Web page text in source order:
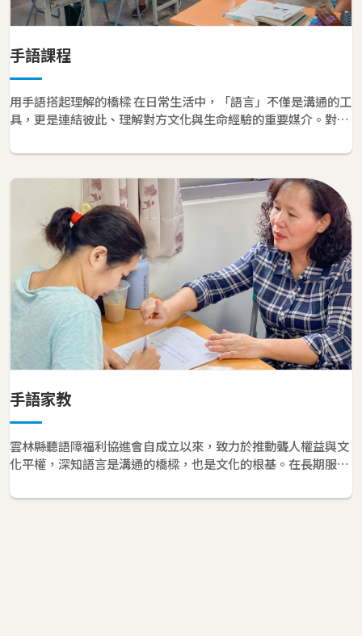
手語課程
用手語搭起理解的橋樑 在日常生活中，「語言」不僅是溝通的工
具，更是連結彼此、理解對方文化與生命經驗的重要媒介。對聾
而，
手語家教
雲林縣聽語障福利協進會自成立以來，致力於推動聾人權益與文
化平權，深知語言是溝通的橋樑，也是文化的根基。在長期服務
眾，對於學習手語有著強烈需求。